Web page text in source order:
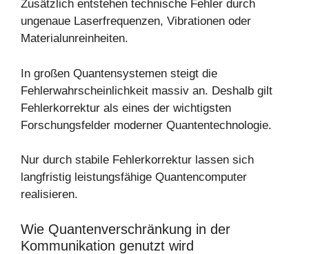
Zusätzlich entstehen technische Fehler durch
ungenaue Laserfrequenzen, Vibrationen oder
Materialunreinheiten.
In großen Quantensystemen steigt die
Fehlerwahrscheinlichkeit massiv an. Deshalb gilt
Fehlerkorrektur als eines der wichtigsten
Forschungsfelder moderner Quantentechnologie.
Nur durch stabile Fehlerkorrektur lassen sich
langfristig leistungsfähige Quantencomputer
realisieren.
Wie Quantenverschränkung in der
Kommunikation genutzt wird